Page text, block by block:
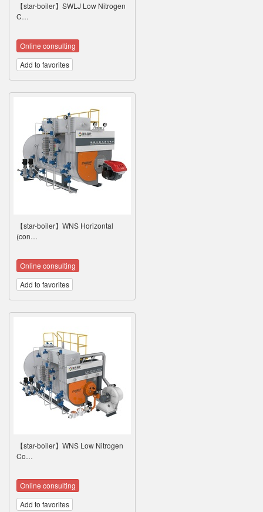
【star-boiler】SWLJ Low Nitrogen
C…
Online consulting
Add to favorites
【star-boiler】WNS Horizontal
(con…
Online consulting
Add to favorites
【star-boiler】WNS Low Nitrogen
Co…
Online consulting
Add to favorites